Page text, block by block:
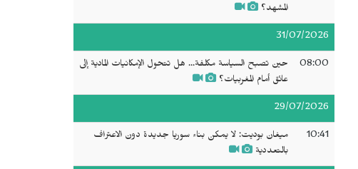
المشهد؟
31/07/2026
08:00
حين تصبح السياسة مكلفة... هل تتحول الإمكانيات المادية إلى
عائق أمام المغربيات؟
29/07/2026
10:41
ميغان بوديت: لا يمكن بناء سوريا جديدة دون الاعتراف
بالتعددية